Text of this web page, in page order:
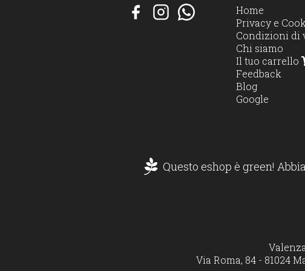
Home
Privacy e
Condizioni di
Chi siamo
Il tuo carrello
Feedback
Blog
Google
Questo eshop è green!
Via Roma, 84 - 81024